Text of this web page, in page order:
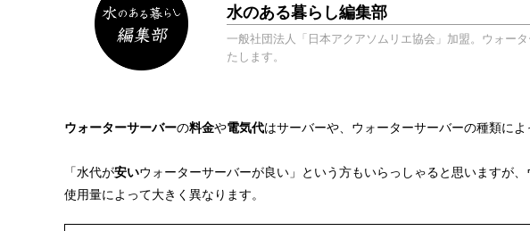
水のある暮らし編集部
一般社団法人「日本アクアソムリエ協会」加盟。ウォー
たします。
ウォーターサーバーの料金や電気代はサーバーや、ウォーターサーバーの種類によ
「水代が安いウォーターサーバーが良い」という方もいらっしゃると思いますが
使用量によって大きく異なります。